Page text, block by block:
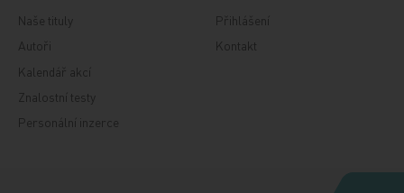
Naše tituly
Autoři
Kalendář akcí
Znalostní testy
Personální inzerce
Přihlášení
Kontakt